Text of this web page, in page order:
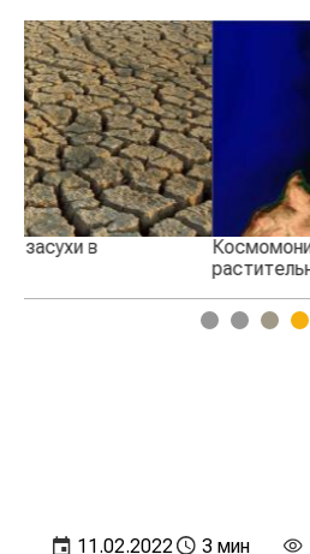
Космомониторинг показал
растительности в дельте реки
1 2 3 4
11.02.2022 3 мин